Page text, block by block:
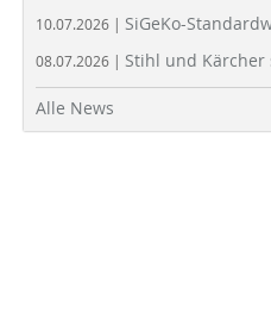
10.07.2026 | SiGeKo-
08.07.2026 | Stihl und Kärcher
Alle News